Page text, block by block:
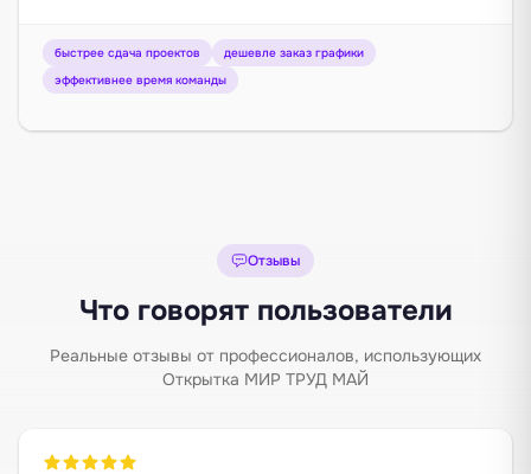
быстрее сдача проектов
дешевле заказ графики
эффективнее время команды
Отзывы
Что говорят пользователи
Реальные отзывы от профессионалов, использующих
Открытка МИР ТРУД МАЙ